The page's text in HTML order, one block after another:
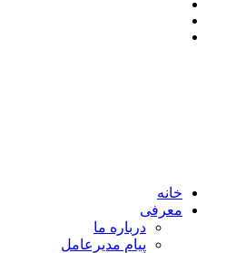
خانه
معرفی
درباره ما
پیام مدیرعامل